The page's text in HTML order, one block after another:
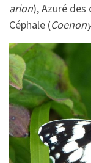
arion), Azuré des
Céphale (